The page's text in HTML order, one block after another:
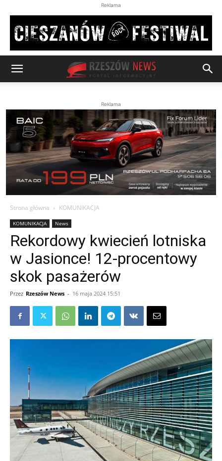
Reklama
Reklama
Strona główna KOMUNIKACJA
KOMUNIKACJA News
Rekordowy kwiecień lotniska
w Jasionce! 12-procentowy
skok pasażerów
Przez Rzeszów News - 16 maja 2024 15:51